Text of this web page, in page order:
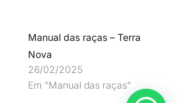
Manual das raças – Terra
Nova
26/02/2025
Em "Manual das raças"